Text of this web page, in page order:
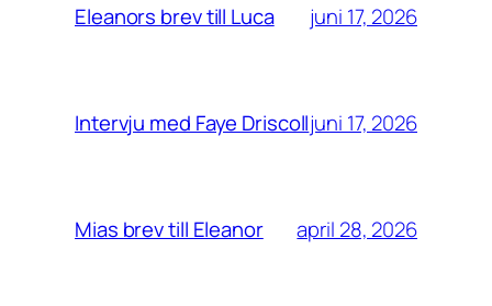
Eleanors brev till Luca juni 17, 2026
Intervju med Faye Driscolljuni 17, 2026
Mias brev till Eleanor april 28, 2026